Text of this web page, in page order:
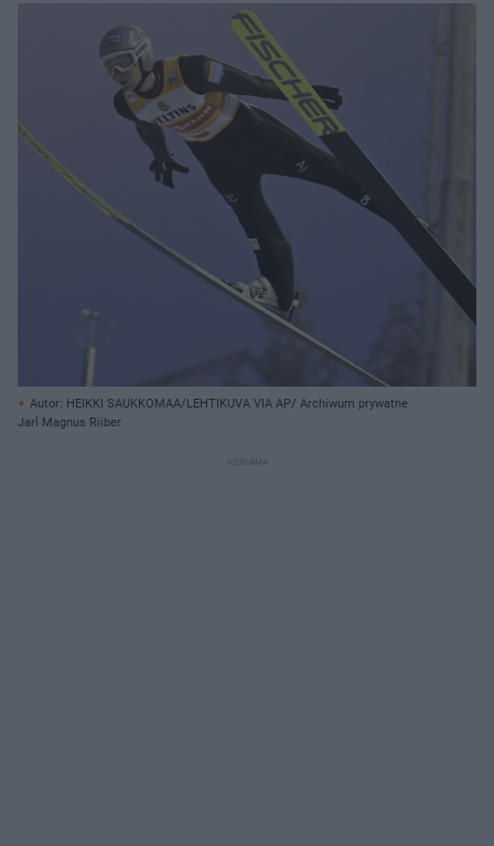
Autor: HEIKKI SAUKKOMAA/LEHTIKUVA VIA AP/ Archiwum prywatne
Jarl Magnus Riiber